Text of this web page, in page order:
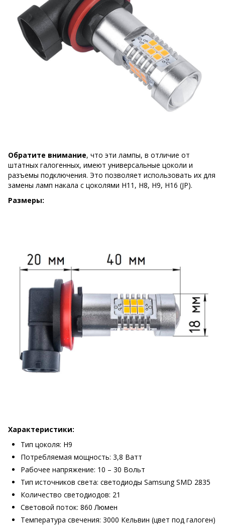
Обратите внимание, что эти лампы, в отличие от
штатных галогенных, имеют универсальные цоколи и
разъемы подключения. Это позволяет использовать их для
замены ламп накала с цоколями H11, H8, H9, H16 (JP).
Размеры:
Характеристики:
Тип цоколя: Н9
Потребляемая мощность: 3,8 Ватт
Рабочее напряжение: 10 – 30 Вольт
Тип источников света: светодиоды Samsung SMD 2835
Количество светодиодов: 21
Световой поток: 860 Люмен
Температура свечения: 3000 Кельвин (цвет под галоген)